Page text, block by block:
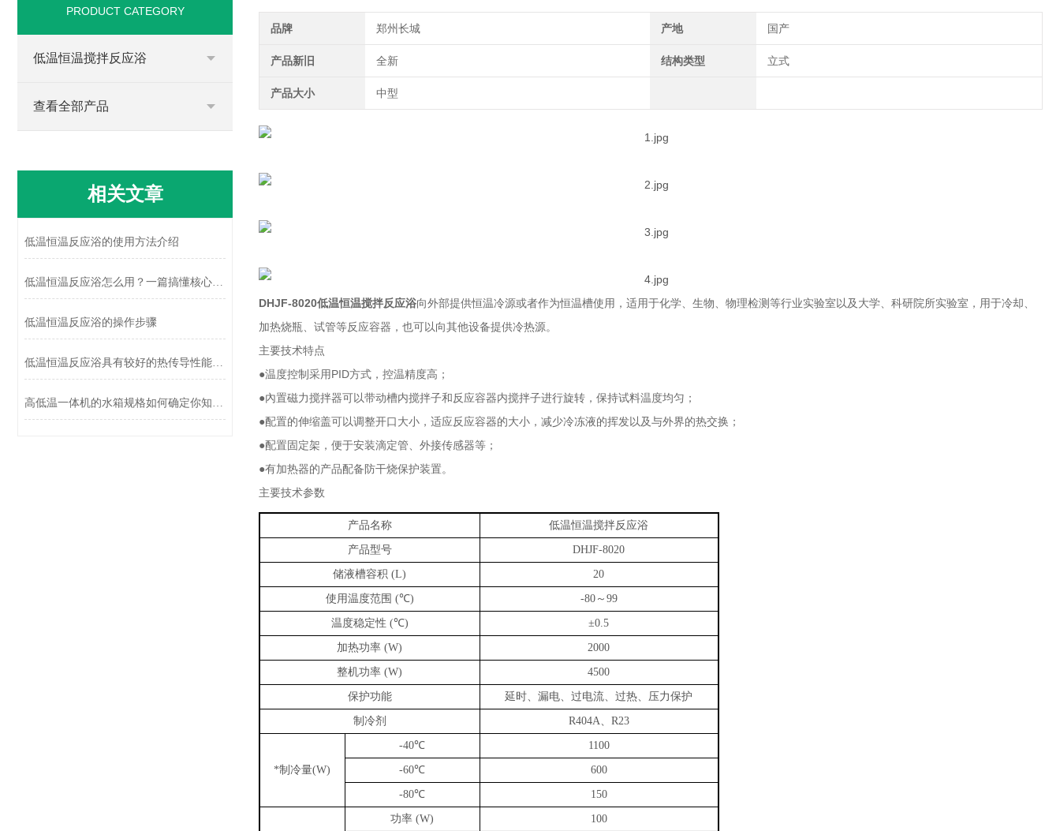
品牌 郑州长城 产地 国产
产品新旧 全新 结构类型 立式
产品大小 中型
DHJF-8020低温恒温搅拌反应浴向外部提供恒温冷源或者作为恒温槽使用，适用于化学、生物、物理检测等行业实验室以及大学、科研院所实验室，用于冷却、
加热烧瓶、试管等反应容器，也可以向其他设备提供冷热源。
主要技术特点
●温度控制采用PID方式，控温精度高；
●內置磁力搅拌器可以带动槽内搅拌子和反应容器内搅拌子进行旋转，保持试料温度均匀；
●配置的伸缩盖可以调整开口大小，适应反应容器的大小，减少冷冻液的挥发以及与外界的热交换；
●配置固定架，便于安装滴定管、外接传感器等；
●有加热器的产品配备防干烧保护装置。
主要技术参数
产品名称
低温恒温搅拌反应浴
产品型号
DHJF-8020
储液槽容积 (L) 20
使用温度范围 (℃) -80～ 99
温度稳定性 (℃) ±0.5
加热功率 (W) 2000
整机功率 (W) 4500
保护功能
延时、漏电、过电流、过热、压力保护
制冷剂
R404A R23
*制冷量(W)
-40℃ 1100
-60℃ 600
-80℃ 150
功率 (W) 100
PRODUCT CATEGORY
低温恒温搅拌反应浴
查看全部产品
相关文章
低温恒温反应浴的使用方法介绍
低温恒温反应浴怎么用？一篇搞懂核心逻辑与避坑要点
低温恒温反应浴的操作步骤
低温恒温反应浴具有较好的热传导性能，有助于快速传导温度
高低温一体机的水箱规格如何确定你知道吗？